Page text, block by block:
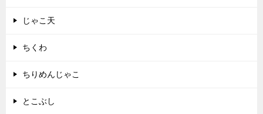
じゃこ天
ちくわ
ちりめんじゃこ
とこぶし